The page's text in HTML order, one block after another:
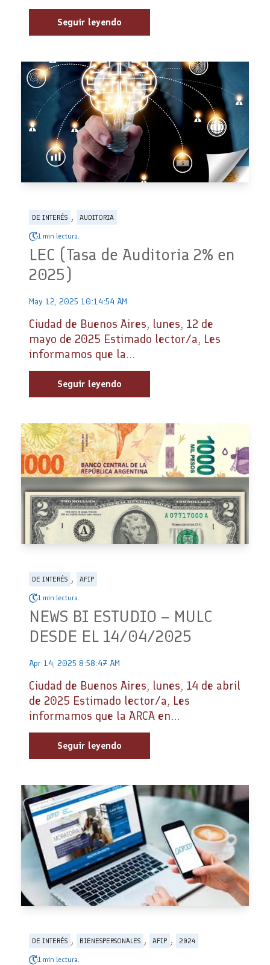
Seguir leyendo
DE INTERÉS , AUDITORIA
1 min lectura.
LEC (Tasa de Auditoria 2% en
2025)
May 12, 2025 10:14:54 AM
Ciudad de Buenos Aires, lunes, 12 de
mayo de 2025 Estimado lector/a, Les
informamos que la...
Seguir leyendo
DE INTERÉS , AFIP
1 min lectura.
NEWS BI ESTUDIO – MULC
DESDE EL 14/04/2025
Apr 14, 2025 8:58:47 AM
Ciudad de Buenos Aires, lunes, 14 de abril
de 2025 Estimado lector/a, Les
informamos que la ARCA en...
Seguir leyendo
DE INTERÉS , BIENESPERSONALES , AFIP , 2024
1 min lectura.